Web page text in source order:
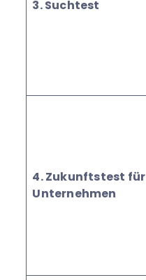
3. Suchtest
4. Zukunftstest für
Unternehmen